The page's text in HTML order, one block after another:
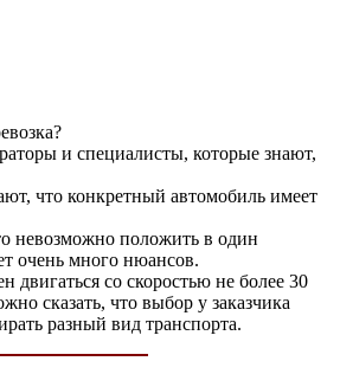
и специалисты, которые знают,
что конкретный автомобиль имеет
невозможно положить в один
очень много нюансов.
со скоростью не более 30
сказать, что выбор у заказчика
разный вид транспорта.